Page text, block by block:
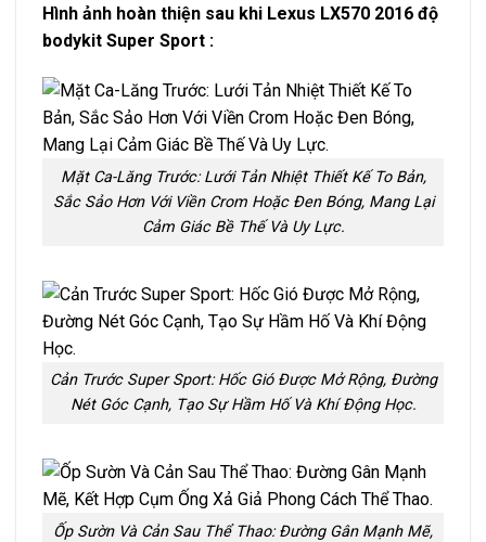
Hình ảnh hoàn thiện sau khi Lexus LX570 2016 độ
bodykit Super Sport :
Mặt Ca-Lăng Trước: Lưới Tản Nhiệt Thiết Kế To Bản,
Sắc Sảo Hơn Với Viền Crom Hoặc Đen Bóng, Mang Lại
Cảm Giác Bề Thế Và Uy Lực.
Cản Trước Super Sport: Hốc Gió Được Mở Rộng, Đường
Nét Góc Cạnh, Tạo Sự Hầm Hố Và Khí Động Học.
Ốp Sườn Và Cản Sau Thể Thao: Đường Gân Mạnh Mẽ,